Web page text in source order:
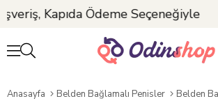
Kapıda Ödeme Seçeneğiyle
Anasayfa Belden Bağlamalı Penisler Belden